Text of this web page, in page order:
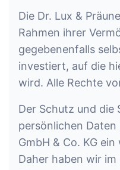
Die Dr. Lux &
Rahmen ihrer
gegebenenfalls
investiert, auf die
wird. Alle Rechte
Der Schutz und die
persönlichen Daten
GmbH & Co. KG
Daher haben wir